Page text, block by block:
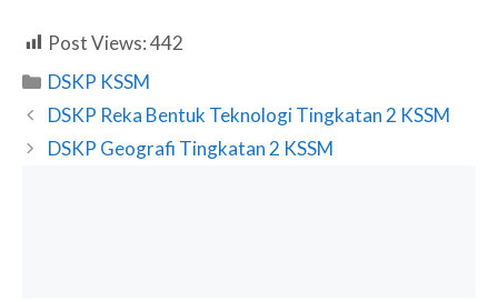
Post Views:442
Categories
DSKP KSSM
DSKP Reka Bentuk Teknologi Tingkatan 2 KSSM
DSKP Geografi Tingkatan 2 KSSM